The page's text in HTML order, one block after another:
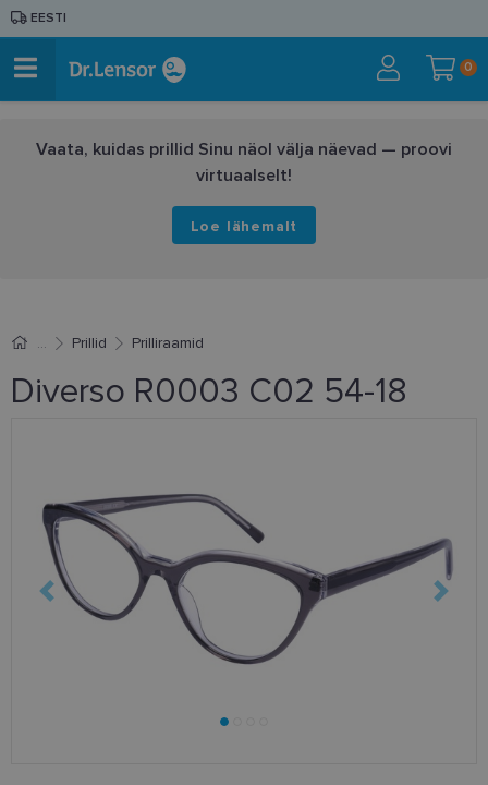
EESTI
0
Vaata, kuidas prillid Sinu näol välja näevad — proovi
virtuaalselt!
Loe lähemalt
Prillid Prilliraamid
Diverso R0003 C02 54-18